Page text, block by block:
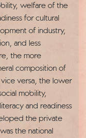
welfare of the
for cultural
of industry,
and less
the more
composition of
versa, the lower
mobility,
and readiness
the private
the national